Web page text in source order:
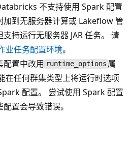
不支持使用 Spark 配置
加到无服务器计算或 Lakeflow 管
支持运行无服务器 JAR 任务。 请
业任务配置环境。
配置中改用 runtime_options 属
在任何群集类型上将运行时选项
配置。 尝试使用 Spark 配置
置会导致错误。